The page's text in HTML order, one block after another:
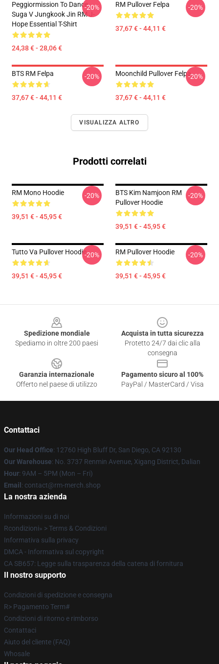
Peggiormission To Dance
Suga V Jungkook Jin RM J-
Hope Essential T-Shirt
24,38 € - 28,06 €
-20% RM Pullover Felpa
37,67 € - 44,11 €
-20%
BTS RM Felpa
37,67 € - 44,11 €
-20% Moonchild Pullover Felpa
37,67 € - 44,11 €
-20%
VISUALIZZA ALTRO
Prodotti correlati
RM Mono Hoodie
39,51 € - 45,95 €
-20%
BTS Kim Namjoon RM
Pullover Hoodie
39,51 € - 45,95 €
-20%
Tutto Va Pullover Hoodie
39,51 € - 45,95 €
-20% RM Pullover Hoodie
39,51 € - 45,95 €
-20%
Spedizione mondiale
Spediamo in oltre 200 paesi
Acquista in tutta sicurezza
Protetto 24/7 dai clic alla
consegna
Garanzia internazionale
Offerto nel paese di utilizzo
Pagamento sicuro al 100%
PayPal / MasterCard / Visa
Contattaci
Our Head Office: 12760 High Bluff Dr, San Diego, CA 92130
Our Warehouse: No. 3737 Renmin Avenue, Xigang District, Dalian
Hour: 9AM – 5PM (Mon – Fri)
Email : contact@rm-merch.shop
La nostra azienda
Informazioni su di noi
Rcondizioni» > Terms & Condizioni
Informativa sulla privacy
DMCA - Informativa sul copyright
CA SB657: Legge sulla trasparenza della catena di fornitura
Il nostro supporto
Condizioni di spedizione e consegna
R> Pagamento Term#
Condizioni di ritorno e rimborso
Contattaci
Aiuto del cliente (FAQ)
Whosale